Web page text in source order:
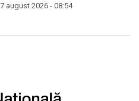
7 august 2026 - 08:54